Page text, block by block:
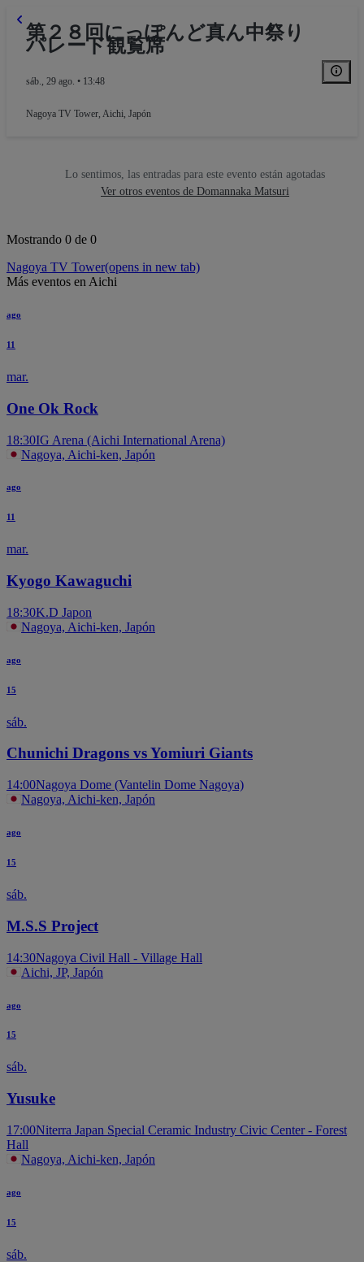
第２８回にっぽんど真ん中祭り
パレード観覧席
sáb., 29 ago. • 13:48
Nagoya TV Tower, Aichi, Japón
Lo sentimos, las entradas para este evento están agotadas
Ver otros eventos de Domannaka Matsuri
Mostrando 0 de 0
Nagoya TV Tower(opens in new tab)
Más eventos en Aichi
ago
11
mar.
One Ok Rock
18:30IG Arena (Aichi International Arena)
Nagoya, Aichi-ken, Japón
ago
11
mar.
Kyogo Kawaguchi
18:30K.D Japon
Nagoya, Aichi-ken, Japón
ago
15
sáb.
Chunichi Dragons vs Yomiuri Giants
14:00Nagoya Dome (Vantelin Dome Nagoya)
Nagoya, Aichi-ken, Japón
ago
15
sáb.
M.S.S Project
14:30Nagoya Civil Hall - Village Hall
Aichi, JP, Japón
ago
15
sáb.
Yusuke
17:00Niterra Japan Special Ceramic Industry Civic Center - Forest
Hall
Nagoya, Aichi-ken, Japón
ago
15
sáb.